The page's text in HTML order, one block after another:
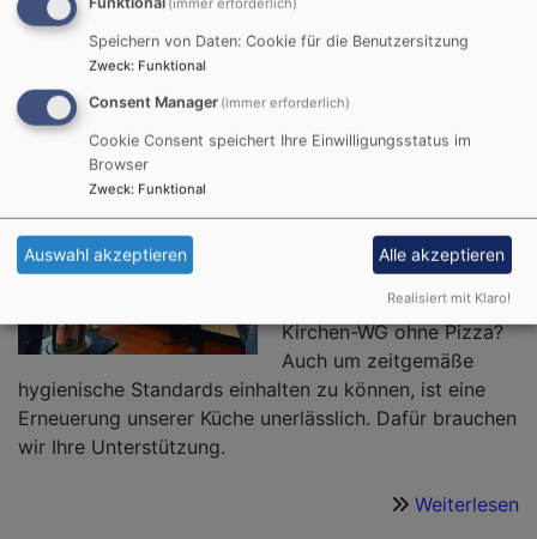
Eine neue Küche für unser
Genezerath-Zentrum
Gemeindezentrum wird
gekocht, gebacken,
gespült und gelacht. Und
was wäre denn eine
Kirchen-WG ohne Pizza?
Auch um zeitgemäße
hygienische Standards einhalten zu können, ist eine
Erneuerung unserer Küche unerlässlich. Dafür brauchen
wir Ihre Unterstützung.
Weiterlesen
Speichern von Daten: Cookie für die Benutzersitzung
Zweck: Funktional
Consent Manager (immer erforderlich)
Cookie Consent speichert Ihre Einwilligungsstatus im
Browser
Zweck: Funktional
Auswahl akzeptieren Alle akzeptieren
Realisiert mit Klaro!